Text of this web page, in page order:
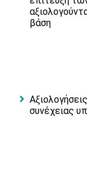
βάση
συνέχειας